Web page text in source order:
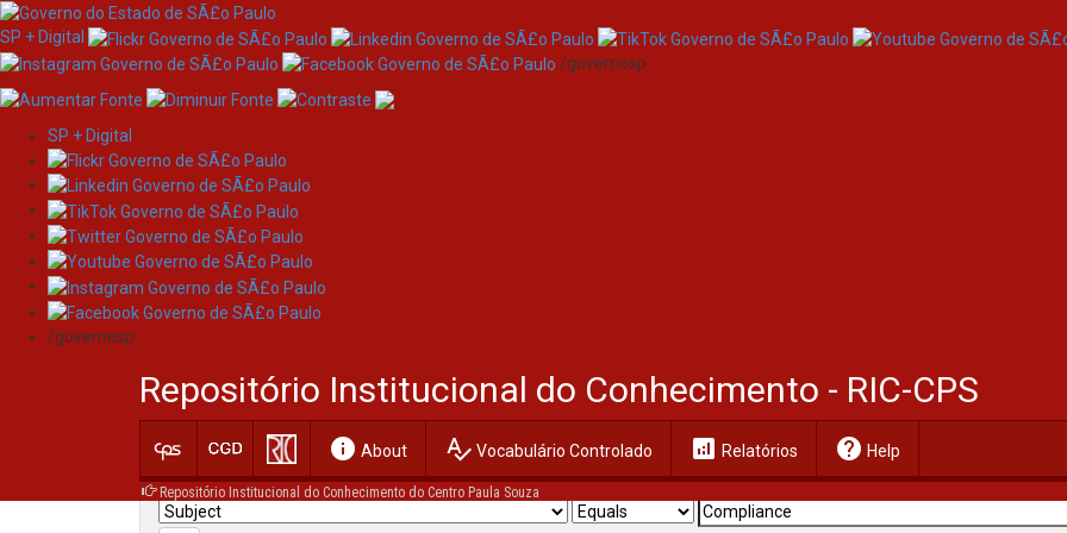
Skip
navigation
SP + Digital
/governosp
SP + Digital
/governosp
Repositório Institucional do Conhecimento - RIC-CPS
info About spellcheck Vocabulário Controlado analytics Relatórios help Help
Repositório Institucional do Conhecimento do Centro Paula Souza
Search
Current filters: